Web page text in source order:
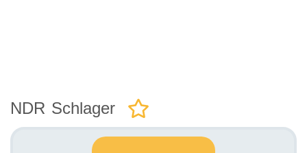
NDR Schlager